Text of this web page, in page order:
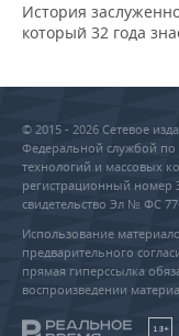
История
который 32 года
© 2015 - 2026 Сетевое
Федеральной службой
технологий и массовых
регистрационный номер
свидетельство Эл № ФС
Использование
предварительного
прямая гиперссылка
воспроизведении
18+